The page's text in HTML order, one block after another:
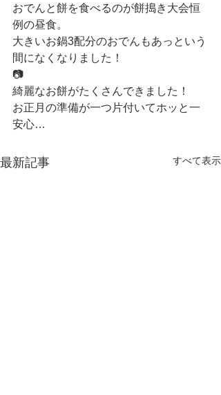
おでんと餅を食べるのが餅搗き大会恒
例の昼食。
大きいお鍋3配分のおでんもあっという
間になくなりました！
📷
綺麗なお餅がたくさんできました！
お正月の準備が一つ片付いてホッと一
安心…
最新記事 すべて表示